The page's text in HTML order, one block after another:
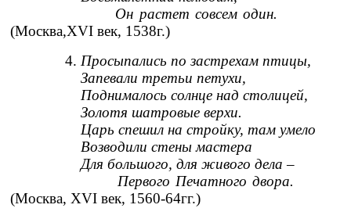
Он растет совсем один.
(Москва,XVI век, 1538г.)
4. Просыпались по застрехам птицы,
Запевали третьи петухи,
Поднималось солнце над столицей,
Золотя шатровые верхи.
Царь спешил на стройку, там умело
Возводили стены мастера
Для большого, для живого дела –
Первого Печатного двора.
(Москва, XVI век, 1560-64гг.)